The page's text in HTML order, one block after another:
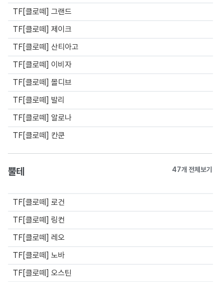
TF[클로떼] 그랜드
TF[클로떼] 제이크
TF[클로떼] 산티아고
TF[클로떼] 이비자
TF[클로떼] 몰디브
TF[클로떼] 발리
TF[클로떼] 알로나
TF[클로떼] 칸쿤
뿔테 47개 전체보기
TF[클로떼] 로건
TF[클로떼] 링컨
TF[클로떼] 레오
TF[클로떼] 노바
TF[클로떼] 오스틴